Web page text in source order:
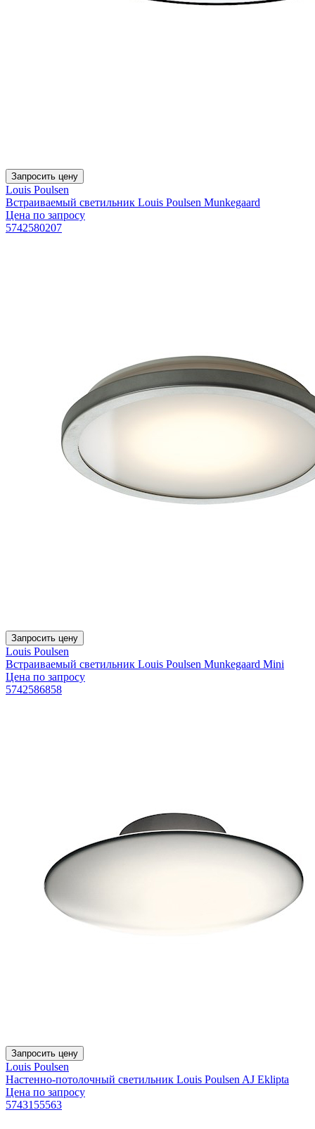
Запросить цену
Louis Poulsen
Встраиваемый светильник Louis Poulsen Munkegaard
Цена по запросу
5742580207
Запросить цену
Louis Poulsen
Встраиваемый светильник Louis Poulsen Munkegaard Mini
Цена по запросу
5742586858
Запросить цену
Louis Poulsen
Настенно-потолочный светильник Louis Poulsen AJ Eklipta
Цена по запросу
5743155563